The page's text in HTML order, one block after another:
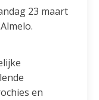
23 maart
en